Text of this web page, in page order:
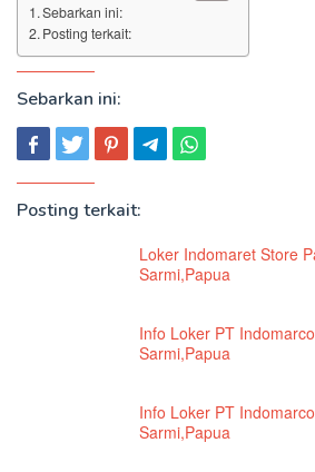
Sebarkan ini:
Posting terkait:
Sebarkan ini:
Posting terkait:
Loker Indomaret Store
Sarmi,Papua
Info Loker PT
Sarmi,Papua
Info Loker PT
Sarmi,Papua